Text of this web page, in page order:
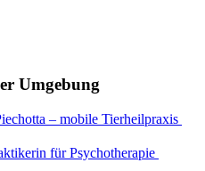
Umgebung
– mobile Tierheilpraxis
für Psychotherapie